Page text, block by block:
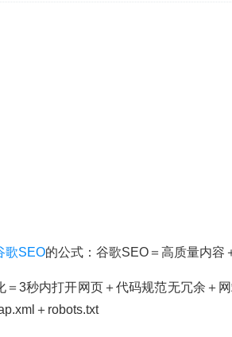
歌SEO的公式：谷歌SEO＝高质量内容
＝3秒内打开网页＋代码规范无冗余＋
＋robots.txt